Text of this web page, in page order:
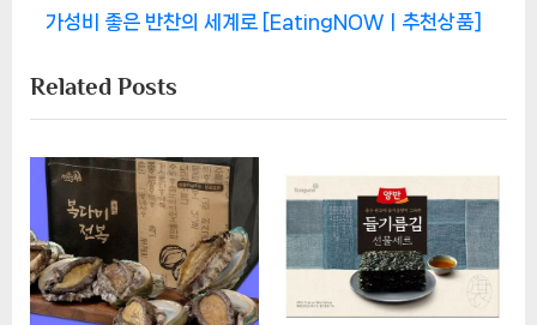
색
v
o
u
s
P
s
t
e
t
P
o
s
t
:
가성비 좋은 반찬의 세계로 [EatingNOWㅣ추천상품]
Related Posts